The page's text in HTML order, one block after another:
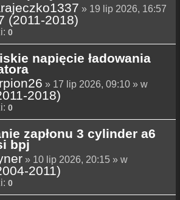
» 19 lip 2026, 16:57
(2011-2018)
0
napięcie ładowania
» 17 lip 2026, 09:10 » w
2018)
0
zapłonu 3 cylinder a6
bpj
» 10 lip 2026, 20:15 » w
2011)
0